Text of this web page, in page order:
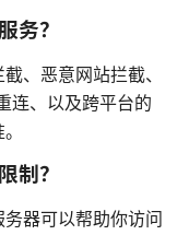
务？
、恶意网站拦截、
连、以及跨平台的
制？
器可以帮助你访问